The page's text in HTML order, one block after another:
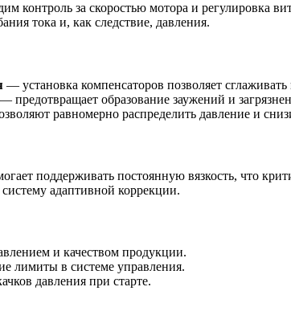
контроль за скоростью мотора и регулировка
тока и, как следствие, давления.
— установка компенсаторов позволяет
— предотвращает образование заужений и
равномерно распределить давление и
поддерживать постоянную вязкость, что
адаптивной коррекции.
и качеством продукции.
лимиты в системе управления.
давления при старте.